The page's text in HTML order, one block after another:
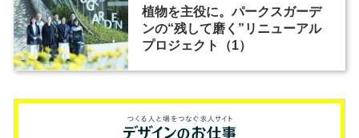
植物を主役に。パークスガーデ
ンの“残して磨く”リニューアル
プロジェクト（1）